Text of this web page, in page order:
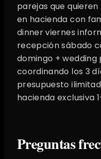
parejas que
en hacienda con
dinner viernes
recepción sábado
domingo +
coordinando los 3
presupuesto
hacienda exclusiva
Preguntas